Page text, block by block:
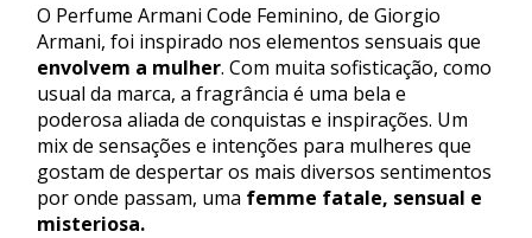
O Perfume Armani Code Feminino, de Giorgio
Armani, foi inspirado nos elementos sensuais que
envolvem a mulher. Com muita sofisticação, como
usual da marca, a fragrância é uma bela e
poderosa aliada de conquistas e inspirações. Um
mix de sensações e intenções para mulheres que
gostam de despertar os mais diversos sentimentos
por onde passam, uma femme fatale, sensual e
misteriosa.